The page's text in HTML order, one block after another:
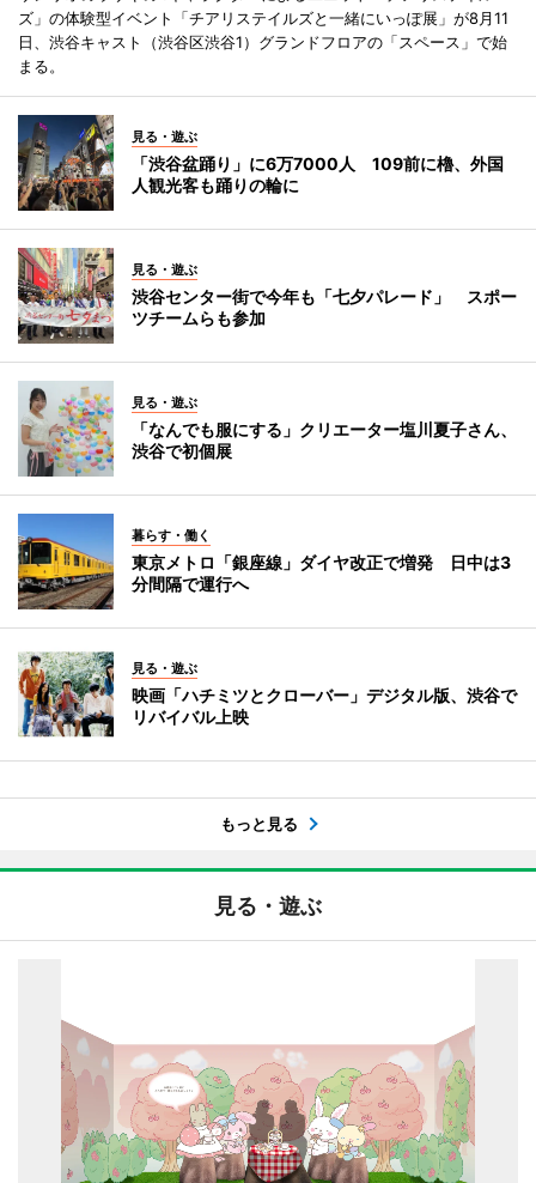
ズ」の体験型イベント「チアリステイルズと一緒にいっぽ展」が8月11
日、渋谷キャスト（渋谷区渋谷1）グランドフロアの「スペース」で始
まる。
見る・遊ぶ
「渋谷盆踊り」に6万7000人 109前に櫓、外国
人観光客も踊りの輪に
見る・遊ぶ
渋谷センター街で今年も「七夕パレード」 スポー
ツチームらも参加
見る・遊ぶ
「なんでも服にする」クリエーター塩川夏子さん、
渋谷で初個展
暮らす・働く
東京メトロ「銀座線」ダイヤ改正で増発 日中は3
分間隔で運行へ
見る・遊ぶ
映画「ハチミツとクローバー」デジタル版、渋谷で
リバイバル上映
もっと見る
見る・遊ぶ